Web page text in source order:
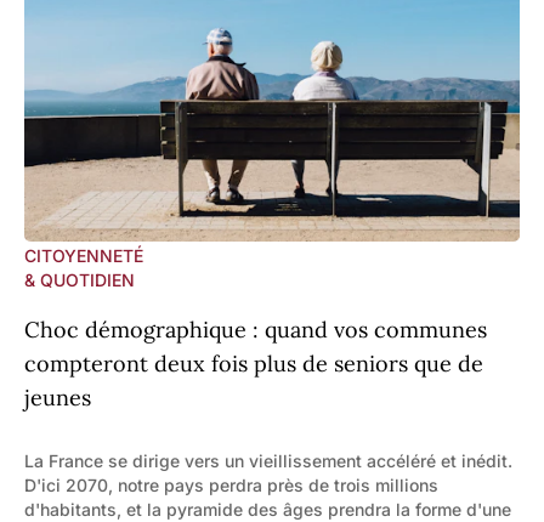
CITOYENNETÉ
& QUOTIDIEN
Choc démographique : quand vos communes
compteront deux fois plus de seniors que de
jeunes
La France se dirige vers un vieillissement accéléré et inédit.
D'ici 2070, notre pays perdra près de trois millions
d'habitants, et la pyramide des âges prendra la forme d'une